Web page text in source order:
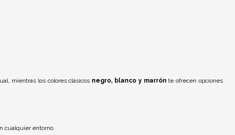
mientras los colores clásicos negro, blanco y marrón te ofrecen opciones
cualquier entorno.